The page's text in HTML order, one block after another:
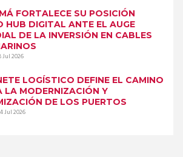
FORTALECE SU POSICIÓN
HUB DIGITAL ANTE EL AUGE
DE LA INVERSIÓN EN CABLES
Jul 2026
LOGÍSTICO DEFINE EL CAMINO
LA MODERNIZACIÓN Y
DE LOS PUERTOS
Jul 2026